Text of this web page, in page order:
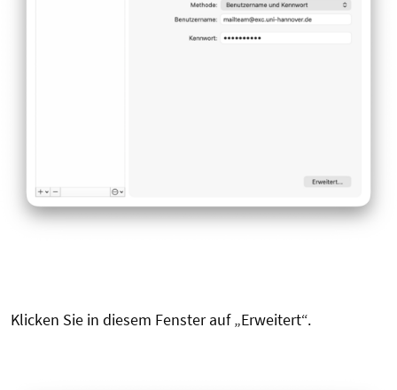
Klicken Sie in diesem Fenster auf „Erweitert“.